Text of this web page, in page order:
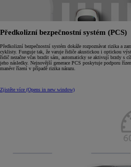
Předkolizní bezpečnostní systém (PCS)
Předkolizní bezpečnostní systém dokáže rozpoznávat rizika a
cyklisty. Funguje tak, že varuje řidiče akustickou i optickou
řidič nezačne včas brzdit sám, automaticky se aktivují brzdy s
jeho následky. Nejnovější generace PCS poskytuje podporu
manévr řízení v případě rizika nárazu.
Zjistěte více (Opens in new window)